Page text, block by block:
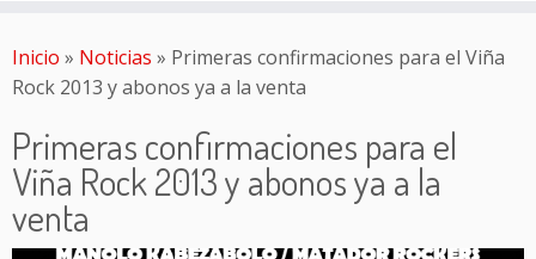
Inicio » Noticias » Primeras confirmaciones para el Viña
Rock 2013 y abonos ya a la venta
Primeras confirmaciones para el
Viña Rock 2013 y abonos ya a la
venta